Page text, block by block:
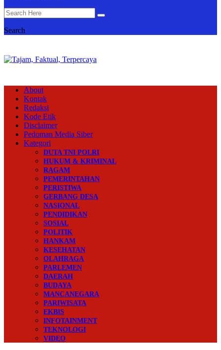
Search
About
Kontak
Redaksi
Kode Etik
Disclaimer
Pedoman Media Siber
Kategori
DUTA TNI POLRI
HUKUM & KRIMINAL
RAGAM
PEMERINTAHAN
PERISTIWA
GERBANG DESA
NASIONAL
PENDIDIKAN
SOSIAL
POLITIK
HANKAM
KESEHATAN
OLAHRAGA
PARLEMEN
DAERAH
BUDAYA
MANCANEGARA
PARIWISATA
EKBIS
INFOTAINMENT
TEKNOLOGI
VIDEO